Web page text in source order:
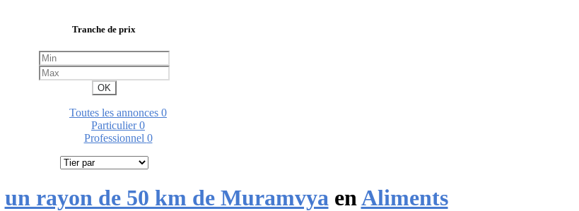
Tranche de prix
OK
Toutes les annonces 0
Particulier0
Professionnel 0
un rayon de 50 km de Muramvya enAliments